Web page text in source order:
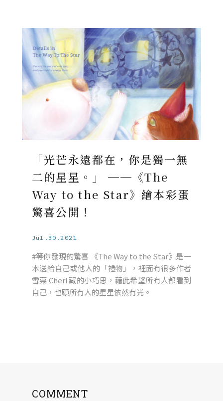
「光芒永遠都在，你是獨一無
二的星星。」 ──《The
Way to the Star》繪本彩蛋
驚喜公開！
Jul.30.2021
#等你發現的驚喜 《The Way to the Star》是一
本送給自己或他人的「禮物」，裡面有很多作者
雪栗 Cheri 藏的小巧思，藉此希望所有人都看到
自己，也願所有人的星星依然有光。
COMMENT